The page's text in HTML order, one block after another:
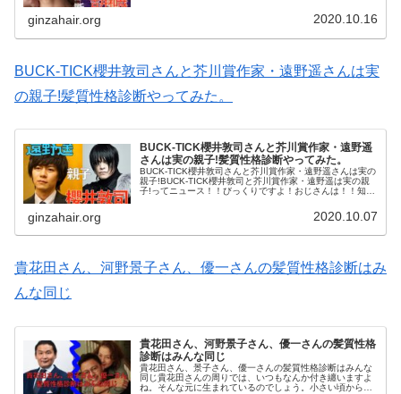
ginzahair.org 2020.10.16
BUCK-TICK櫻井敦司さんと芥川賞作家・遠野遥さんは実
の親子!髪質性格診断やってみた。
BUCK-TICK櫻井敦司さんと芥川賞作家・遠野遥
さんは実の親子!髪質性格診断やってみた。
BUCK-TICK櫻井敦司さんと芥川賞作家・遠野遥さんは実の
親子!BUCK-TICK櫻井敦司と芥川賞作家・遠野遥は実の親
子!ってニュース！！びっくりですよ！おじさんは！！知ら
ginzahair.org 2020.10.07
貴花田さん、河野景子さん、優一さんの髪質性格診断はみ
んな同じ
貴花田さん、河野景子さん、優一さんの髪質性格
診断はみんな同じ
貴花田さん、景子さん、優一さんの髪質性格診断はみんな
同じ貴花田さんの周りでは、いつもなんか付き纏いますよ
ね。そんな元に生まれているのでしょう。小さい頃から、